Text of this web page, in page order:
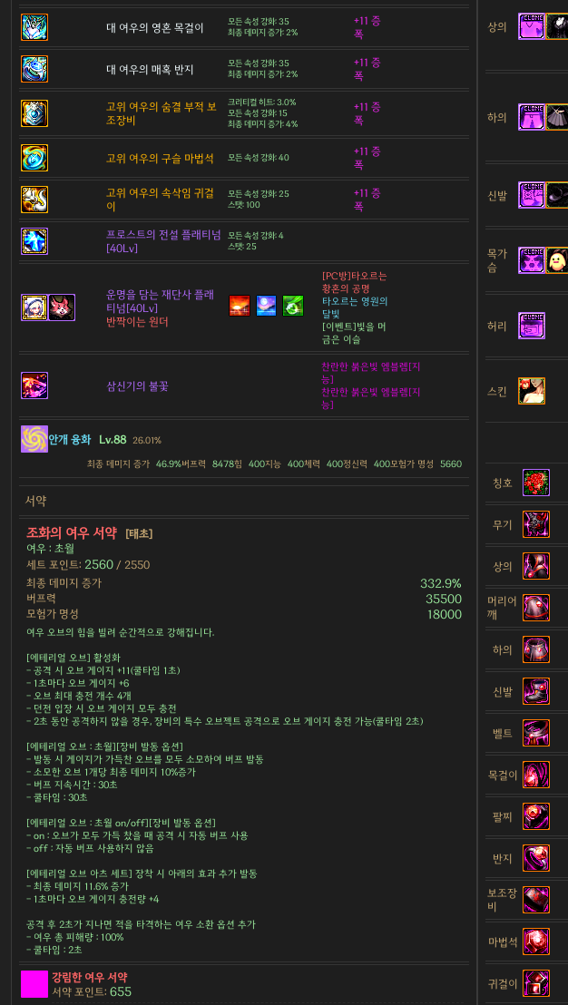
대 여우의 영혼 목걸이
모든 속성 강화: 35
최종 데미지 증가: 2%
+11 증
폭
대 여우의 매혹 반지
모든 속성 강화: 35
최종 데미지 증가: 2%
+11 증
폭
고위 여우의 숨결 부적 보
조장비
크리티컬 히트: 3.0%
모든 속성 강화: 15
최종 데미지 증가: 4%
+11 증
폭
고위 여우의 구슬 마법석 모든 속성 강화: 40
+11 증
폭
고위 여우의 속삭임 귀걸
이
모든 속성 강화: 25
스탯: 100
+11 증
폭
프로스트의 전설 플래티넘
[40Lv]
모든 속성 강화: 4
스탯: 25
운명을 담는 재단사 플래
티넘[40Lv]
반짝이는 원더
[PC방]타오르는
황혼의 공명
타오르는 영원의
달빛
[이벤트]빛을 머
금은 이슬
삼신기의 불꽃
찬란한 붉은빛 엠블렘[지
능]
찬란한 붉은빛 엠블렘[지
능]
안개 융화 Lv.88 26.01%
최종 데미지 증가 46.9%버프력 8478힘 400지능 400체력 400정신력 400모험가 명성 5660
서약
조화의 여우 서약
[태초]
여우 : 초월
세트 포인트: 2560 / 2550
최종 데미지 증가
332.9%
버프력 35500
모험가 명성 18000
여우 오브의 힘을 빌려 순간적으로 강해집니다.
[에테리얼 오브] 활성화
- 공격 시 오브 게이지 +11(쿨타임 1초)
- 1초마다 오브 게이지 +6
- 오브 최대 충전 개수 4개
- 던전 입장 시 오브 게이지 모두 충전
- 2초 동안 공격하지 않을 경우, 장비의 특수 오브젝트 공격으로 오브 게이지 충전 가능(쿨타임 2초)
[에테리얼 오브 : 초월][장비 발동 옵션]
- 발동 시 게이지가 가득찬 오브를 모두 소모하여 버프 발동
- 소모한 오브 1개당 최종 데미지 10%증가
- 버프 지속시간 : 30초
- 쿨타임 : 30초
[에테리얼 오브 : 초월 on/off][장비 발동 옵션]
- on : 오브가 모두 가득 찼을 때 공격 시 자동 버프 사용
- off : 자동 버프 사용하지 않음
[에테리얼 오브 아츠 세트] 장착 시 아래의 효과 추가 발동
- 최종 데미지 11.6% 증가
- 1초마다 오브 게이지 충전량 +4
공격 후 2초가 지나면 적을 타격하는 여우 소환 옵션 추가
- 여우 총 피해량 : 100%
- 쿨타임 : 2초
강림한 여우 서약
서약 포인트: 655
상의
하의
신발
목가
슴
허리
스킨
칭호
무기
상의
머리어
깨
하의
신발
벨트
목걸이
팔찌
반지
보조장
비
마법석
귀걸이